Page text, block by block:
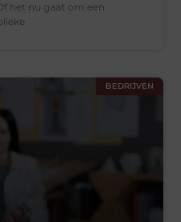
het nu gaat om een
BEDRIJVEN